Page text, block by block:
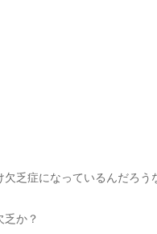
乏症になっているんだろう
乏か？